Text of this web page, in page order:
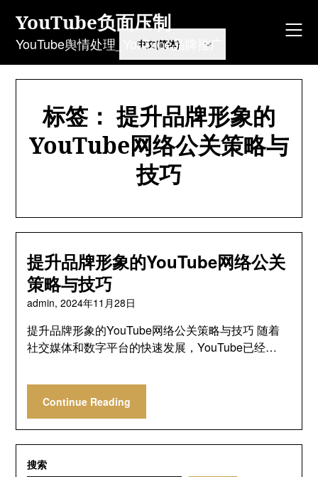
content
YouTube负面压制
YouTube舆情处理_YouTube品牌推广
标签：提升品牌形象的
YouTube网络公关策略与
技巧
提升品牌形象的YouTube网络公关
策略与技巧
admin,2024年11月28日
提升品牌形象的YouTube网络公关策略与技巧 随着
社交媒体和数字平台的快速发展，YouTube已经…
Continue Reading
搜索